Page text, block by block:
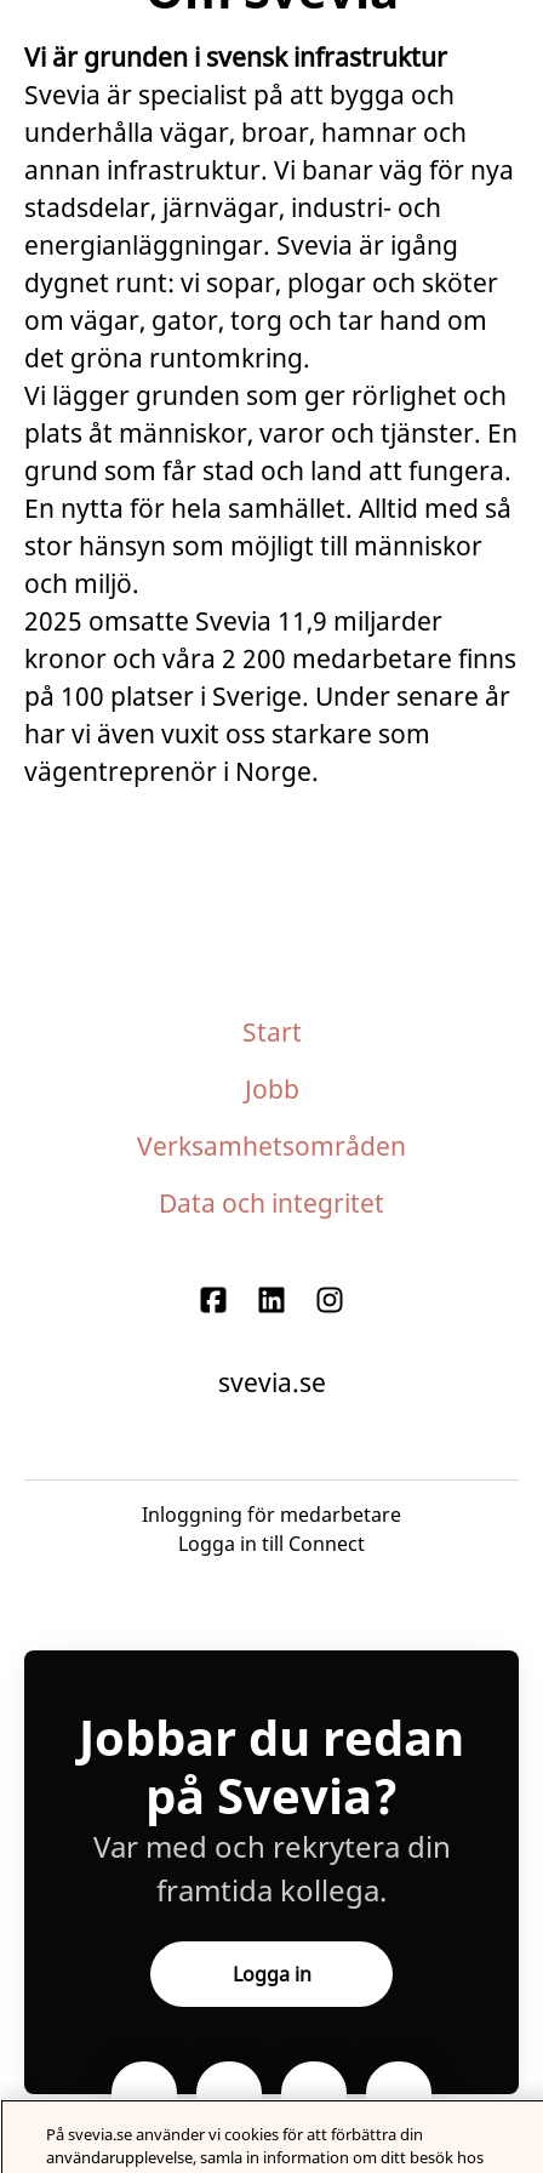
Vi är grunden i svensk infrastruktur
Svevia är specialist på att bygga och
underhålla vägar, broar, hamnar och
annan infrastruktur. Vi banar väg för nya
stadsdelar, järnvägar, industri- och
energianläggningar. Svevia är igång
dygnet runt: vi sopar, plogar och sköter
om vägar, gator, torg och tar hand om
det gröna runtomkring.
Vi lägger grunden som ger rörlighet och
plats åt människor, varor och tjänster. En
grund som får stad och land att fungera.
En nytta för hela samhället. Alltid med så
stor hänsyn som möjligt till människor
och miljö.
2025 omsatte Svevia 11,9 miljarder
kronor och våra 2 200 medarbetare finns
på 100 platser i Sverige. Under senare år
har vi även vuxit oss starkare som
vägentreprenör i Norge.
Start
Jobb
Verksamhetsområden
Data och integritet
svevia.se
Inloggning för medarbetare
Logga in till Connect
Jobbar du redan
på Svevia?
Var med och rekrytera din
framtida kollega.
Logga in
På svevia.se använder vi cookies för att förbättra din
användarupplevelse, samla in information om ditt besök hos